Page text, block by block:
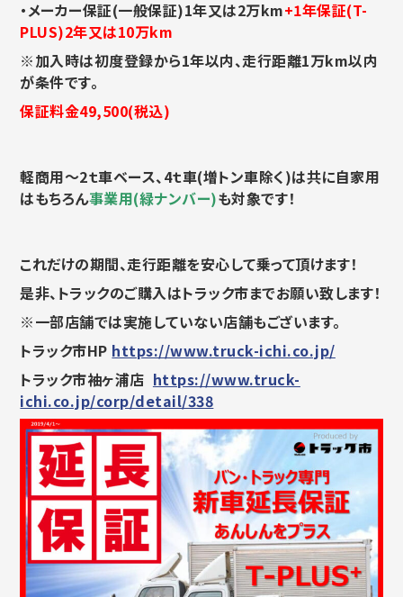
・メーカー保証(一般保証)1年又は2万km+1年保証(T-
PLUS)2年又は10万km
※加入時は初度登録から1年以内、走行距離1万km以内
が条件です。
保証料金49,500(税込)
軽商用～2ｔ車ベース、4ｔ車(増トン車除く)は共に自家用
はもちろん事業用(緑ナンバー)も対象です！
これだけの期間、走行距離を安心して乗って頂けます！
是非、トラックのご購入はトラック市までお願い致します！
※一部店舗では実施していない店舗もございます。
トラック市HP https://www.truck-ichi.co.jp/
トラック市袖ヶ浦店 https://www.truck-
ichi.co.jp/corp/detail/338